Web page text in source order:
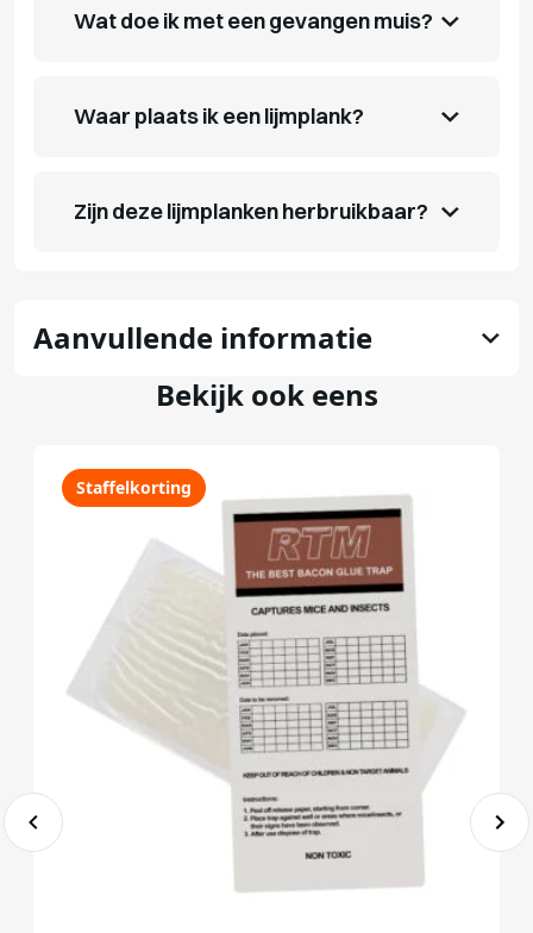
Wat doe ik met een gevangen muis?
Waar plaats ik een lijmplank?
Zijn deze lijmplanken herbruikbaar?
Aanvullende informatie
Bekijk ook eens
Staffelkorting